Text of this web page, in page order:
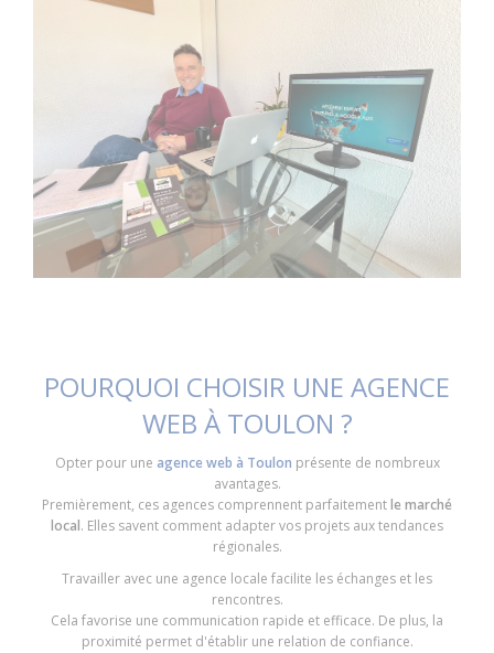
POURQUOI CHOISIR UNE AGENCE
WEB À TOULON ?
Opter pour une agence web à Toulon présente de nombreux
avantages.
Premièrement, ces agences comprennent parfaitementle marché
local. Elles savent comment adapter vos projets aux tendances
régionales.
Travailler avec une agence locale facilite les échanges et les
rencontres.
Cela favorise une communication rapide et efficace. De plus, la
proximité permet d'établir une relation de confiance.